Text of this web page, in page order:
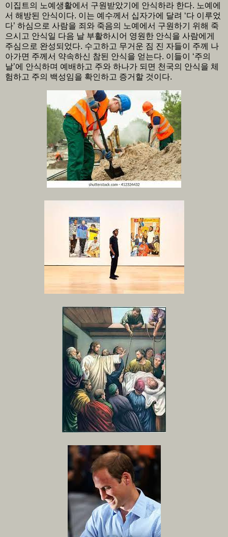
이집트의 노예생활에서 구원받았기에 안식하라 한다. 노예에
서 해방된 안식이다. 이는 예수께서 십자가에 달려 ‘다 이루었
다’ 하심으로 사람을 죄와 죽음의 노예에서 구원하기 위해 죽
으시고 안식일 다음 날 부활하시어 영원한 안식을 사람에게
주심으로 완성되었다. 수고하고 무거운 짐 진 자들이 주께 나
아가면 주께서 약속하신 참된 안식을 얻는다. 이들이 ‘주의
날’에 안식하며 예배하고 주와 하나가 되면 천국의 안식을 체
험하고 주의 백성임을 확인하고 증거할 것이다.